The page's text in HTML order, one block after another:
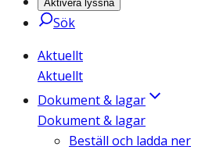
Aktivera lyssna
Sök
Aktuellt
Aktuellt
Dokument & lagar
Dokument & lagar
Beställ och ladda ner